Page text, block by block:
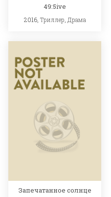
49:5ive
2016, Триллер Драма
Запечатанное солнце